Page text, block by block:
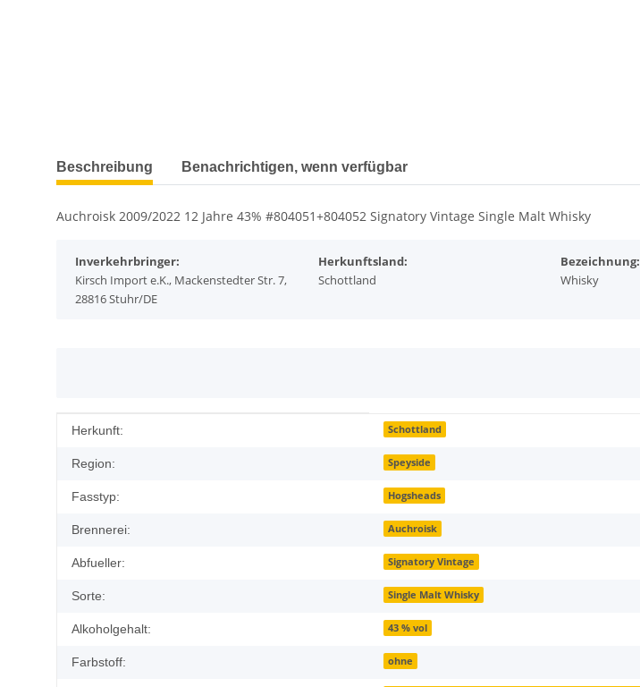
weitere Registerkarten anzeigen
Beschreibung Benachrichtigen, wenn verfügbar
Auchroisk 2009/2022 12 Jahre 43% #804051+804052 Signatory Vintage Single Malt Whisky
Inverkehrbringer:
Kirsch Import e.K., Mackenstedter Str. 7,
28816 Stuhr/DE
Herkunftsland:
Schottland
Bezeichnung:
Whisky
Produkteigenschaft
Wert
Herkunft: Schottland
Region: Speyside
Fasstyp: Hogsheads
Brennerei: Auchroisk
Abfueller: Signatory Vintage
Sorte: Single Malt Whisky
Alkoholgehalt: 43 % vol
Farbstoff: ohne